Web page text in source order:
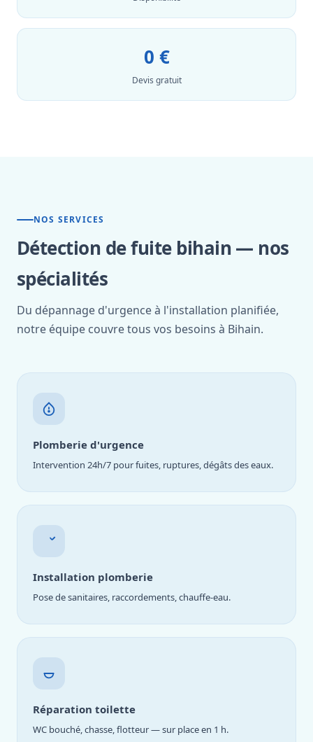
0 €
Devis gratuit
NOS SERVICES
Détection de fuite bihain — nos
spécialités
Du dépannage d'urgence à l'installation planifiée,
notre équipe couvre tous vos besoins à Bihain.
Plomberie d'urgence
Intervention 24h/7 pour fuites, ruptures, dégâts des eaux.
Installation plomberie
Pose de sanitaires, raccordements, chauffe-eau.
Réparation toilette
WC bouché, chasse, flotteur — sur place en 1 h.